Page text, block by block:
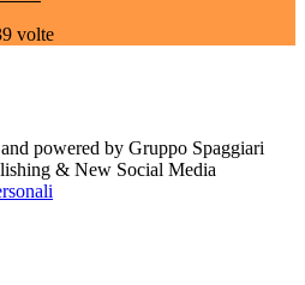
volte
powered by Gruppo Spaggiari
& New Social Media